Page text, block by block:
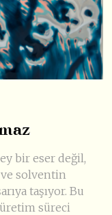
bir eser değil,
solventin
taşıyor. Bu
süreci